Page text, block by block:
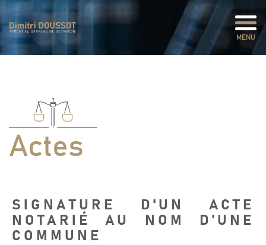
MENU
Actes
SIGNATURE D'UN ACTE
NOTARIÉ AU NOM D'UNE
COMMUNE
Panneau de gestion des cookies